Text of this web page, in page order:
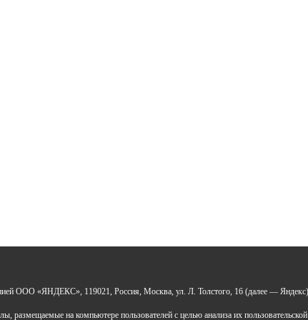
ООО «ЯНДЕКС», 119021, Россия, Москва, ул. Л. Толстого, 16 (далее —
на компьютере пользователей с целью анализа их пользовательской
«Центр развития талантов «Аврора»